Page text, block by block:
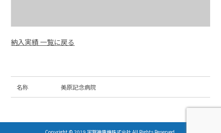
納入実績 一覧に戻る
名称 美原記念病院